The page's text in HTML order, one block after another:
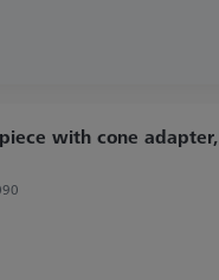
with cone adapter,